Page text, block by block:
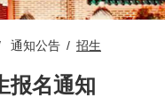
通知公告 / 招生
报名通知